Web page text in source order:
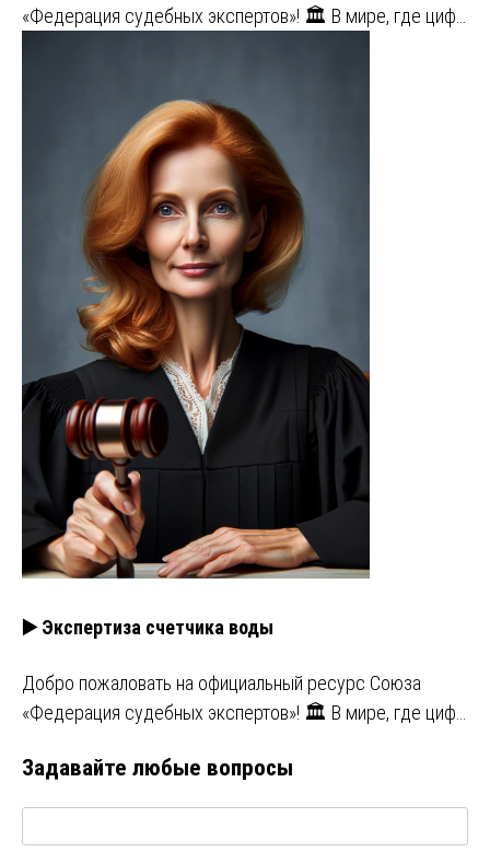
«Федерация судебных экспертов»! 🏛️ В мире, где циф…
▶️ Экспертиза счетчика воды
Добро пожаловать на официальный ресурс Союза
«Федерация судебных экспертов»! 🏛️ В мире, где циф…
Задавайте любые вопросы